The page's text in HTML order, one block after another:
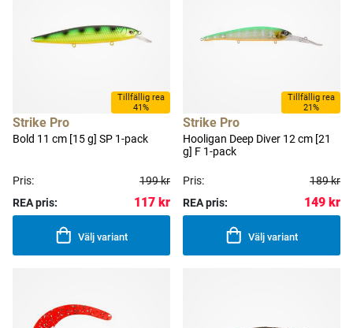
Tillfällig rea
41%
Strike Pro
Bold 11 cm [15 g] SP 1-pack
Pris:
199 kr
REA pris:
117 kr
Välj variant
Tillfällig rea
21%
Strike Pro
Hooligan Deep Diver 12 cm [21
g] F 1-pack
Pris:
189 kr
REA pris:
149 kr
Välj variant